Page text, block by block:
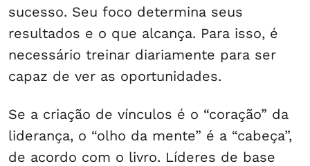
sucesso. Seu foco determina seus
resultados e o que alcança. Para isso, é
necessário treinar diariamente para ser
capaz de ver as oportunidades.
Se a criação de vínculos é o “coração” da
liderança, o “olho da mente” é a “cabeça”,
de acordo com o livro. Líderes de base